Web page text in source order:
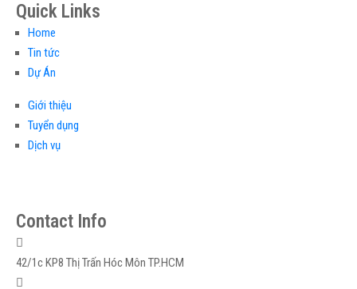
Quick Links
Home
Tin tức
Dự Án
Giới thiệu
Tuyển dụng
Dịch vụ
Contact Info
42/1c KP8 Thị Trấn Hóc Môn TP.HCM